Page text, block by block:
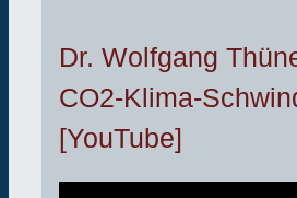
Dr. Wolfgang
CO2-Klima-
[YouTube]